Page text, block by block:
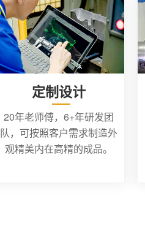
定制设计
20年老师傅，6+年研发团
队，可按照客户需求制造外
观精美内在高精的成品。